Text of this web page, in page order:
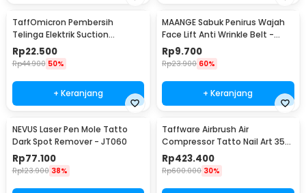
TaffOmicron Pembersih
Telinga Elektrik Suction
Vibration Waterproof - 842-1
Rp22.500
Rp44.900 50%
+ Keranjang
MAANGE Sabuk Penirus Wajah
Face Lift Anti Wrinkle Belt -
TZ18
Rp9.700
Rp23.900 60%
+ Keranjang
NEVUS Laser Pen Mole Tatto
Dark Spot Remover - JT060
Rp77.100
Rp123.900 38%
Taffware Airbrush Air
Compressor Tatto Nail Art 35
PSI Dual Action - T-100
Rp423.400
Rp600.000 30%